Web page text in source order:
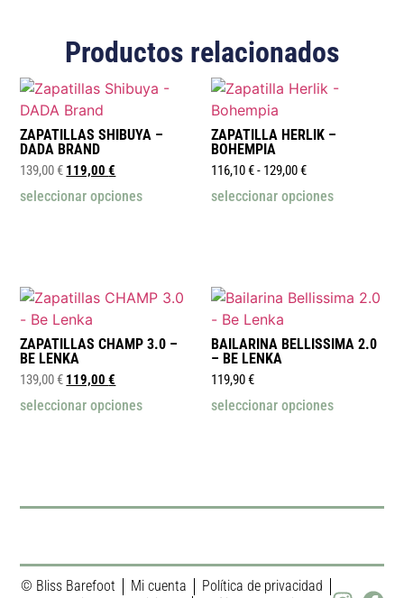
Productos relacionados
ZAPATILLAS SHIBUYA –
DADA BRAND
139,00€ 119,00€
seleccionar opciones
ZAPATILLA HERLIK –
BOHEMPIA
116,10€- 129,00€
seleccionar opciones
ZAPATILLAS CHAMP 3.0 –
BE LENKA
139,00€ 119,00€
seleccionar opciones
BAILARINA BELLISSIMA 2.0
– BE LENKA
119,90€
seleccionar opciones
© Bliss Barefoot Mi cuenta
Política de privacidad